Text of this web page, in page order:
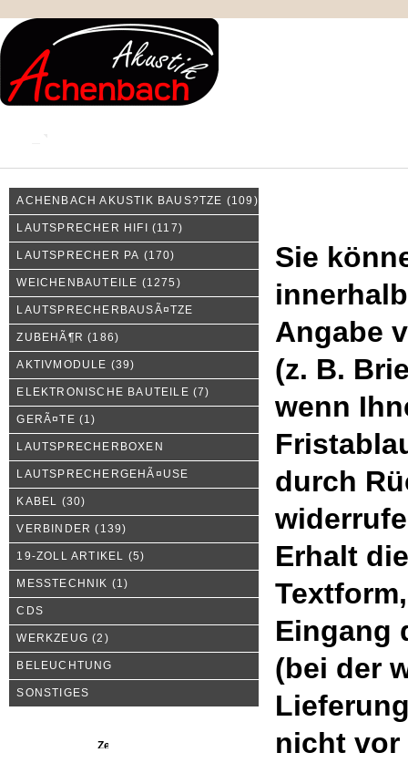
ACHENBACH AKUSTIK BAUS?TZE (109)
LAUTSPRECHER HIFI (117)
LAUTSPRECHER PA (170)
WEICHENBAUTEILE (1275)
LAUTSPRECHERBAUSÃ¤TZE
ZUBEHÃ¶R (186)
AKTIVMODULE (39)
ELEKTRONISCHE BAUTEILE (7)
GERÃ¤TE (1)
LAUTSPRECHERBOXEN
LAUTSPRECHERGEHÃ¤USE
KABEL (30)
VERBINDER (139)
19-ZOLL ARTIKEL (5)
MESSTECHNIK (1)
CDS
WERKZEUG (2)
BELEUCHTUNG
SONSTIGES
Sie
Angabe
(z. B.
wenn
durch
Erhalt
Eingang
(bei der
nicht vor